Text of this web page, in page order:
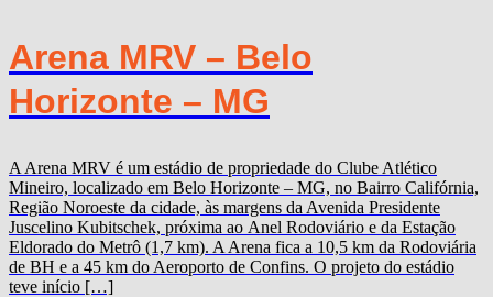
Arena MRV – Belo
Horizonte – MG
A Arena MRV é um estádio de propriedade do Clube Atlético
Mineiro, localizado em Belo Horizonte – MG, no Bairro Califórnia,
Região Noroeste da cidade, às margens da Avenida Presidente
Juscelino Kubitschek, próxima ao Anel Rodoviário e da Estação
Eldorado do Metrô (1,7 km). A Arena fica a 10,5 km da Rodoviária
de BH e a 45 km do Aeroporto de Confins. O projeto do estádio
teve início […]